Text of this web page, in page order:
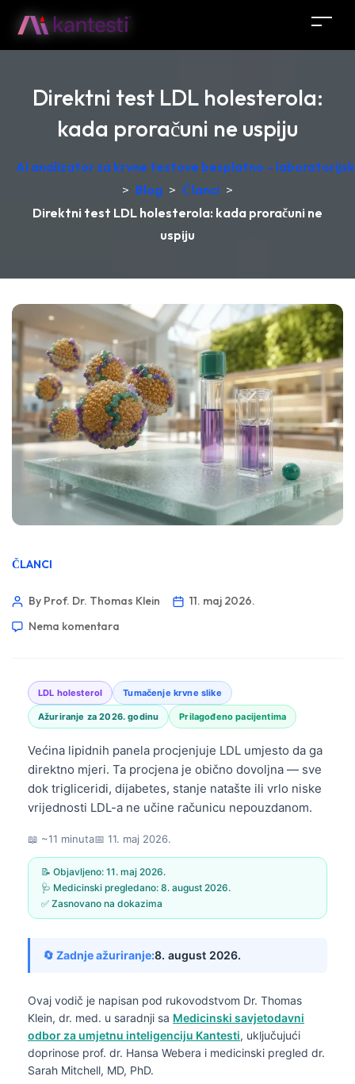
Direktni test LDL holesterola:
kada proračuni ne uspiju
AI analizator za krvne testove besplatno –
> Blog > Članci >
Direktni test LDL holesterola: kada proračuni ne
uspiju
ČLANCI
By Prof. Dr. Thomas Klein
11. maj 2026.
Nema komentara
LDL holesterol Tumačenje krvne slike
Ažuriranje za 2026. godinu Prilagođeno pacijentima
Većina lipidnih panela procjenjuje LDL umjesto da ga
direktno mjeri. Ta procjena je obično dovoljna — sve
dok trigliceridi, dijabetes, stanje natašte ili vrlo niske
vrijednosti LDL-a ne učine računicu nepouzdanom.
📖 ~11 minuta📅 11. maj 2026.
📝 Objavljeno: 11. maj 2026.
🩺 Medicinski pregledano: 8. august 2026.
✅ Zasnovano na dokazima
🔄 Zadnje ažuriranje:8. august 2026.
Ovaj vodič je napisan pod rukovodstvom Dr. Thomas
Klein, dr. med. u saradnji sa Medicinski savjetodavni
odbor za umjetnu inteligenciju Kantesti, uključujući
doprinose prof. dr. Hansa Webera i medicinski pregled dr.
Sarah Mitchell, MD, PhD.